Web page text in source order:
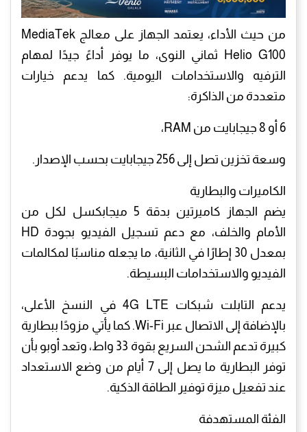
من حيث الأداء، يعتمد الجهاز على معالج MediaTek
Helio G100 ثماني النوى، ما يوفر أداءً جيدًا لمهام
الترفيه والاستخدامات اليومية. كما يدعم خيارات
متعددة من الذاكرة:
6 أو 8 جيجابايت من RAM،
وسعة تخزين تصل إلى 256 جيجابايت بحسب الإصدار.
الكاميرات والبطارية
يضم الجهاز كاميرتين بدقة 5 ميجابكسل لكل من
الأمام والخلف، مع دعم تسجيل الفيديو بجودة HD
بمعدل 30 إطارًا في الثانية، ما يجعله مناسبًا لمكالمات
الفيديو والاستخدامات البسيطة.
يدعم التابلت شبكات 4G LTE في النسخ الأعلى،
بالإضافة إلى الاتصال عبر Wi-Fi. كما يأتي مزودًا ببطارية
كبيرة تدعم الشحن السريع بقوة 33 واط، وتعد أوبو بأن
توفر البطارية ما يصل إلى 7 أيام من وضع الاستعداد
عند تفعيل ميزة توفير الطاقة الذكية.
الفئة المستهدفة